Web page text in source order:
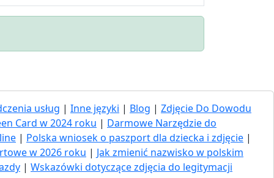
usług | Inne języki | Blog | Zdjęcie Do Dowodu
Card w 2024 roku | Darmowe Narzędzie do
| Polska wniosek o paszport dla dziecka i zdjęcie |
w 2026 roku | Jak zmienić nazwisko w polskim
| Wskazówki dotyczące zdjęcia do legitymacji